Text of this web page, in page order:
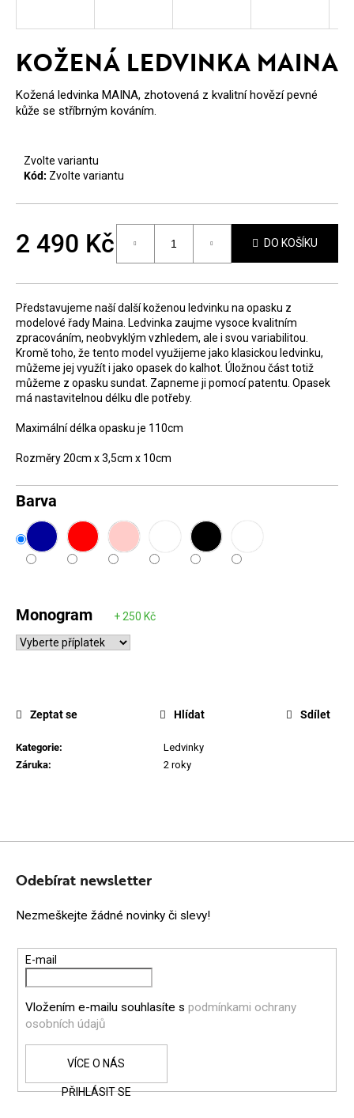
KOŽENÁ LEDVINKA MAINA
Kožená ledvinka MAINA, zhotovená z kvalitní hovězí pevné
kůže se stříbrným kováním.
Barva
Monogram
Zvolte variantu
Kód: Zvolte variantu
2 490 Kč DO KOŠÍKU
Představujeme naší další koženou ledvinku na opasku z
modelové řady Maina. Ledvinka zaujme vysoce kvalitním
zpracováním, neobvyklým vzhledem, ale i svou variabilitou.
Kromě toho, že tento model využijeme jako klasickou ledvinku,
můžeme jej využít i jako opasek do kalhot. Úložnou část totiž
můžeme z opasku sundat. Zapneme ji pomocí patentu. Opasek
má nastavitelnou délku dle potřeby.
Maximální délka opasku je 110cm
Rozměry 20cm x 3,5cm x 10cm
Kategorie:
Ledvinky
Záruka: 2 roky
Zeptat se Hlídat Sdílet
E
T
E
N
J
T
?
HLEDAT
D
o
p
o
r
u
č
u
j
e
e
Z
Odebírat newsletter
Nezmeškejte žádné novinky či slevy!
E-mail
Vložením e-mailu souhlasíte s podmínkami ochrany
osobních údajů
PŘIHLÁSIT SE